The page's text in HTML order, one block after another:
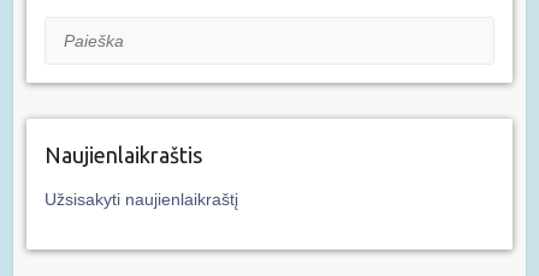
Paieška
Naujienlaikraštis
Užsisakyti naujienlaikraštį